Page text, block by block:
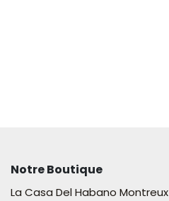
Notre Boutique
La Casa Del Habano Montreux